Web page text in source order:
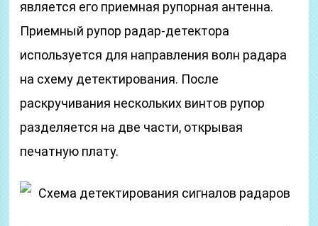
является его приемная рупорная антенна.
Приемный рупор радар-детектора
используется для направления волн радара
на схему детектирования. После
раскручивания нескольких винтов рупор
разделяется на две части, открывая
печатную плату.
Схема детектирования сигналов радаров